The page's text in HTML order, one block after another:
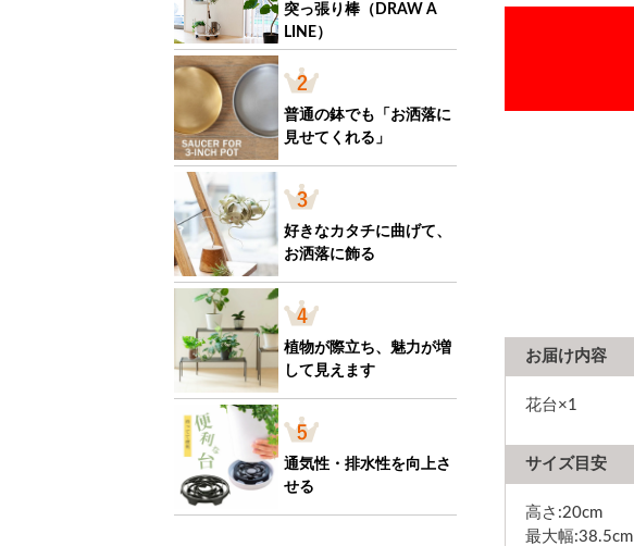
突っ張り棒（DRAW A
LINE）
普通の鉢でも「お洒落に
見せてくれる」
好きなカタチに曲げて、
お洒落に飾る
植物が際立ち、魅力が増
して見えます
通気性・排水性を向上さ
せる
お届け内容
花台×1
サイズ目安
高さ:20cm
最大幅:38.5cm